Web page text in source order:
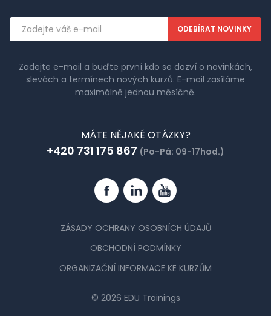
Emailová
adresa
Zadejte e-mail a buďte první kdo se dozví o novinkách,
slevách a termínech nových kurzů. E-mail zasíláme
maximálně jednou měsíčně.
MÁTE NĚJAKÉ OTÁZKY?
+420 731 175 867 (Po-Pá: 09-17hod.)
FacebookLinkedinYouTube
ZÁSADY OCHRANY OSOBNÍCH ÚDAJŮ
OBCHODNÍ PODMÍNKY
ORGANIZAČNÍ INFORMACE KE KURZŮM
© 2026 EDU Trainings